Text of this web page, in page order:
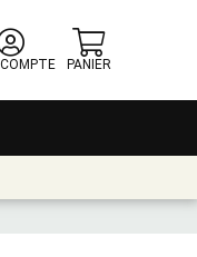
PANIER